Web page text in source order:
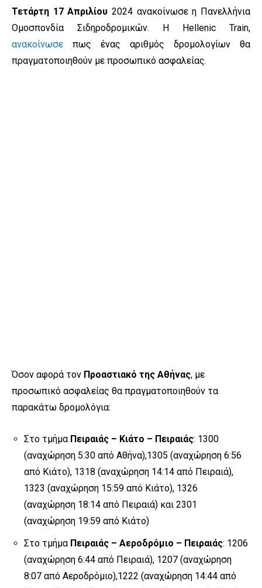
Τετάρτη 17 Απριλίου 2024 ανακοίνωσε η Πανελλήνια
Ομοσπονδία Σιδηροδρομικών. Η Hellenic Train,
ανακοίνωσε πως ένας αριθμός δρομολογίων θα
πραγματοποιηθούν με προσωπικό ασφαλείας.
Όσον αφορά τον Προαστιακό της Αθήνας, με
προσωπικό ασφαλείας θα πραγματοποιηθούν τα
παρακάτω δρομολόγια:
Στο τμήμα Πειραιάς – Κιάτο – Πειραιάς: 1300
(αναχώρηση 5:30 από Αθήνα),1305 (αναχώρηση 6:56
από Κιάτο), 1318 (αναχώρηση 14:14 από Πειραιά),
1323 (αναχώρηση 15:59 από Κιάτο), 1326
(αναχώρηση 18:14 από Πειραιά) και 2301
(αναχώρηση 19:59 από Κιάτο)
Στο τμήμα Πειραιάς – Αεροδρόμιο – Πειραιάς: 1206
(αναχώρηση 6:44 από Πειραιά), 1207 (αναχώρηση
8:07 από Αεροδρόμιο),1222 (αναχώρηση 14:44 από